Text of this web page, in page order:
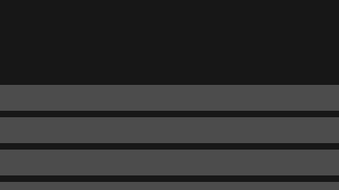
possibilité d'équipement pour votre véhicule, vous devez vérifier